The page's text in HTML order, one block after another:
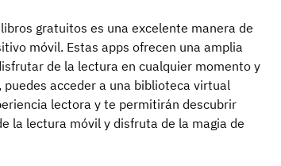
gratuitos es una excelente manera de
móvil. Estas apps ofrecen una amplia
de la lectura en cualquier momento y
acceder a una biblioteca virtual
lectora y te permitirán descubrir
la lectura móvil y disfruta de la magia de